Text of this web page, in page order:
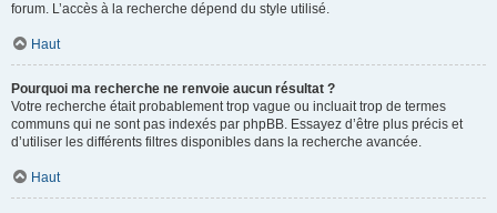
forum. L’accès à la recherche dépend du style utilisé.
Haut
Pourquoi ma recherche ne renvoie aucun résultat ?
Votre recherche était probablement trop vague ou incluait trop de termes
communs qui ne sont pas indexés par phpBB. Essayez d’être plus précis et
d’utiliser les différents filtres disponibles dans la recherche avancée.
Haut